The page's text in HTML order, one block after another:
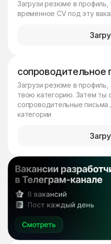
Загрузи резюме в
временное CV под эту
сопроводительное
Загрузи резюме в
твою категорию. Затем ты
сопроводительные письма
категории